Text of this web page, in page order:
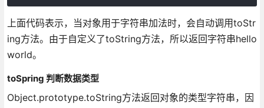
上面代码表示，当对象用于字符串加法时，会自动调用toStr
ing方法。由于自定义了toString方法，所以返回字符串hello
world。
toSpring 判断数据类型
Object.prototype.toString方法返回对象的类型字符串，因